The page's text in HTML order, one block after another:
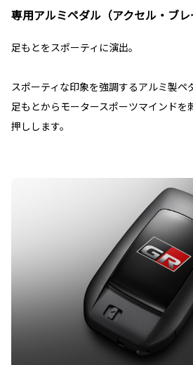
専用アルミペダル（アクセル・ブレ
足もとをスポーティに演出。
スポーティな印象を強調するアルミ製ペ
足もとからモータースポーツマインドを
押しします。